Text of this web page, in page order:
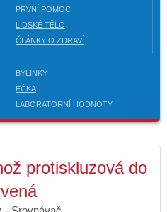
PRVNÍ POMOC
LIDSKÉ TĚLO
ČLÁNKY O ZDRAVÍ
BYLINKY
ÉČKA
LABORATORNÍ HODNOTY
protiskluzová do